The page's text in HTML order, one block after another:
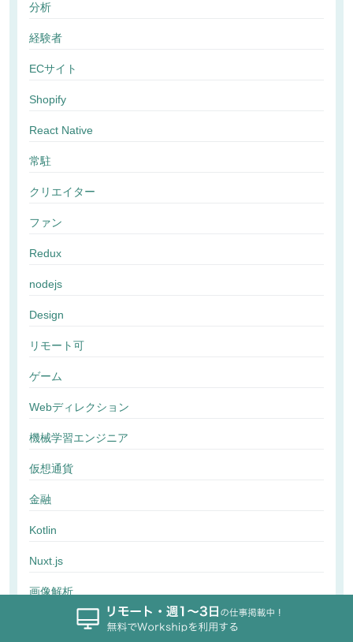
分析
経験者
ECサイト
Shopify
React Native
常駐
クリエイター
ファン
Redux
nodejs
Design
リモート可
ゲーム
Webディレクション
機械学習エンジニア
仮想通貨
金融
Kotlin
Nuxt.js
画像解析